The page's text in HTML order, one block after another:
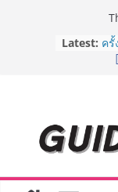
Latest: ครั้
“
จ่
กลุ่